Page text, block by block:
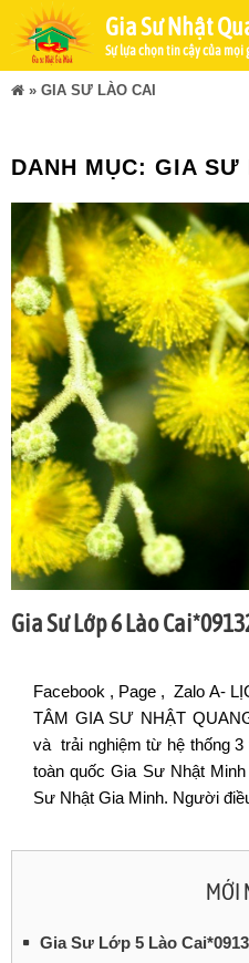
Gia Sư Nhật
Sự lựa chọn tin cậy của mọi
» GIA SƯ LÀO CAI
DANH MỤC: GIA SƯ
Gia Sư Lớp 6 Lào
Facebook , Page , Zalo A-
TÂM GIA SƯ NHẬT
và trải nghiệm từ hệ thống
toàn quốc Gia Sư Nhật
Sư Nhật Gia Minh. Người
MỚI
Gia Sư Lớp 5 Lào